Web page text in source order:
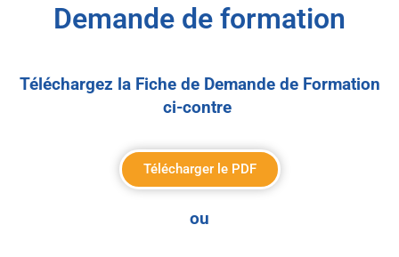
Demande de formation
Téléchargez la Fiche de Demande de Formation
ci-contre
Télécharger le PDF
ou